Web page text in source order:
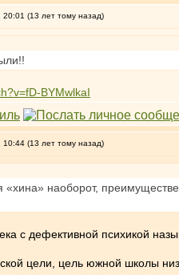
(13 лет тому назад)
BYMwlkaI
(13 лет тому назад)
«хина» наоборот,
с дефективной психикой
цели, цель южной школы